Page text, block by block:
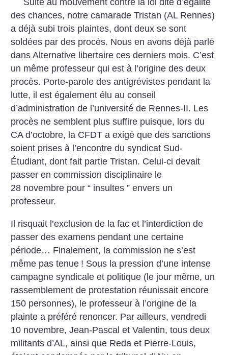
Suite au mouvement contre la loi dite d’égalité
des chances, notre camarade Tristan (AL Rennes)
a déjà subi trois plaintes, dont deux se sont
soldées par des procès. Nous en avons déjà parlé
dansAlternative libertaire ces derniers mois. C’est
un même professeur qui est à l’origine des deux
procès. Porte-parole des antigrévistes pendant la
lutte, il est également élu au conseil
d’administration de l’université de Rennes-II. Les
procès ne semblent plus suffire puisque, lors du
CA d’octobre, la CFDT a exigé que des sanctions
soient prises à l’encontre du syndicat Sud-
Étudiant, dont fait partie Tristan. Celui-ci devait
passer en commission disciplinaire le
28 novembre pour “ insultes ” envers un
professeur.
Il risquait l’exclusion de la fac et l’interdiction de
passer des examens pendant une certaine
période… Finalement, la commission ne s’est
même pas tenue ! Sous la pression d’une intense
campagne syndicale et politique (le jour même, un
rassemblement de protestation réunissait encore
150 personnes), le professeur à l’origine de la
plainte a préféré renoncer. Par ailleurs, vendredi
10 novembre, Jean-Pascal et Valentin, tous deux
militants d’AL, ainsi que Reda et Pierre-Louis,